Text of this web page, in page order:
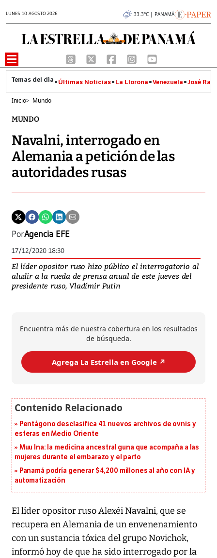
LUNES 10 AGOSTO 2026 33.3°C | PANAMÁ
Últimas Noticias La Llorona Venezuela José
Inicio> Mundo
MUNDO
Navalni, interrogado en
Alemania a petición de las
autoridades rusas
PorAgencia EFE
17/12/2020 18:30
El líder opositor ruso hizo público el interrogatorio al
aludir a la rueda de prensa anual de este jueves del
presidente ruso, Vladímir Putin
Encuentra más de nuestra cobertura en los resultados
de búsqueda.
Agrega La Estrella en Google ↗️
Pentágono desclasifica 41 nuevos archivos de ovnis y
esferas en Medio Oriente
Muu Ina: la medicina ancestral guna que acompaña a las
mujeres durante el embarazo y el parto
Panamá podría generar $4,200 millones al año con IA y
automatización
El líder opositor ruso Alexéi Navalni, que se
recupera en Alemania de un envenenamiento
con un sustancia tóxica del grupo Novichok,
informó hoy de que ha sido interrogado por la